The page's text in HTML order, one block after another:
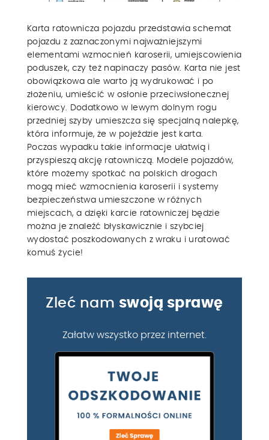
Karta ratownicza pojazdu przedstawia schemat
pojazdu z zaznaczonymi najważniejszymi
elementami wzmocnień karoserii, umiejscowienia
poduszek, czy też napinaczy pasów. Karta nie jest
obowiązkowa ale warto ją wydrukować i po
złożeniu, umieścić w osłonie przeciwsłonecznej
kierowcy. Dodatkowo w lewym dolnym rogu
przedniej szyby umieszcza się specjalną nalepkę,
która informuje, że w pojeździe jest karta.
Poczas wypadku takie informacje ułatwią i
przyspieszą akcję ratowniczą. Modele pojazdów,
które możemy spotkać na polskich drogach
mogą mieć wzmocnienia karoserii i systemy
bezpieczeństwa umieszczone w różnych
miejscach, a dzięki karcie ratowniczej będzie
można je znaleźć błyskawicznie i szybciej
wydostać poszkodowanych z wraku i uratować
komuś życie!
Zleć nam swoją sprawę
Załatw wszystko przez internet.